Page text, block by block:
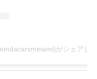
がシェアし